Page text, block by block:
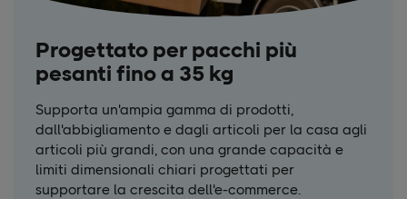
Progettato per pacchi più
pesanti fino a 35 kg
Supporta un'ampia gamma di prodotti,
dall'abbigliamento e dagli articoli per la casa agli
articoli più grandi, con una grande capacità e
limiti dimensionali chiari progettati per
supportare la crescita dell'e-commerce.